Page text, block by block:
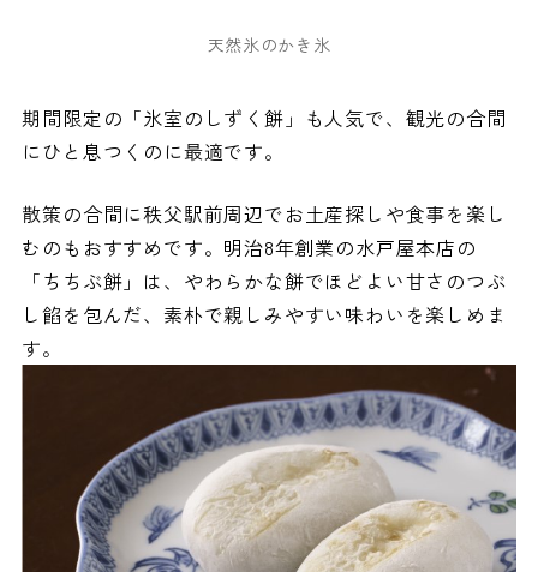
天然氷のかき氷
期間限定の「氷室のしずく餅」も人気で、観光の合間
にひと息つくのに最適です。
散策の合間に秩父駅前周辺でお土産探しや食事を楽し
むのもおすすめです。明治8年創業の水戸屋本店の
「ちちぶ餅」は、やわらかな餅でほどよい甘さのつぶ
し餡を包んだ、素朴で親しみやすい味わいを楽しめま
す。